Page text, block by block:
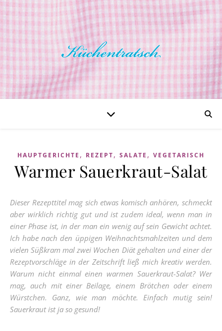
HAUPTGERICHTE , REZEPT, SALATE , VEGETARISCH
Warmer Sauerkraut-Salat
Dieser Rezepttitel mag sich etwas komisch anhören, schmeckt
aber wirklich richtig gut und ist zudem ideal, wenn man in
einer Phase ist, in der man ein wenig auf sein Gewicht achtet.
Ich habe nach den üppigen Weihnachtsmahlzeiten und dem
vielen Süßkram mal zwei Wochen Diät gehalten und einer der
Rezeptvorschläge in der Zeitschrift ließ mich kreativ werden.
Warum nicht einmal einen warmen Sauerkraut-Salat? Wer
mag, auch mit einer Beilage, einem Brötchen oder einem
Würstchen. Ganz, wie man möchte. Einfach mutig sein!
Sauerkraut ist ja so gesund!